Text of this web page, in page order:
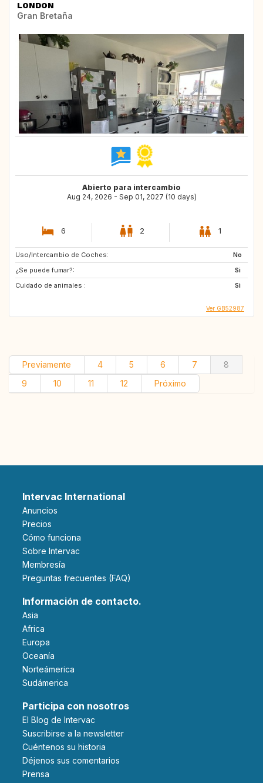
LONDON
Gran Bretaña
Abierto para intercambio
Aug 24, 2026 - Sep 01, 2027 (10 days)
6 2 1
Uso/Intercambio de Coches:
No
¿Se puede fumar?:
Si
Cuidado de animales :
Si
Ver GB52987
Previamente 4 5 6 7
8
9
10 11 12 Próximo
Intervac International
Anuncios
Precios
Cómo funciona
Sobre Intervac
Membresía
Preguntas frecuentes (FAQ)
Información de contacto.
Asia
Africa
Europa
Oceanía
Norteámerica
Sudámerica
Participa con nosotros
El Blog de Intervac
Suscribirse a la newsletter
Cuéntenos su historia
Déjenos sus comentarios
Prensa